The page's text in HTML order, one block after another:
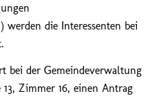
werden die Interessenten bei
bei der Gemeindeverwaltung
Zimmer 16, einen Antrag